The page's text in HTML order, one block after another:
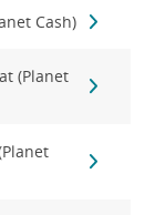
Cash)
(Planet